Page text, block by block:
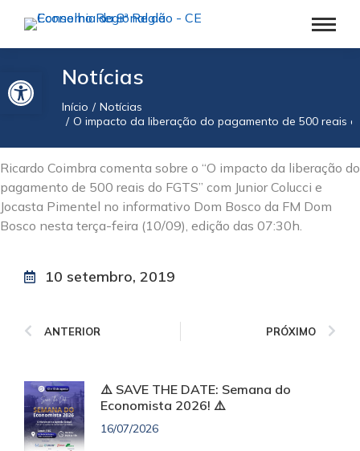
Barra de Ferramentas AbertaNotícias
Você está aqui:
Início
Notícias
O impacto da liberação do pagamento de 500 reais
Ricardo Coimbra comenta sobre o “O impacto da liberação do
pagamento de 500 reais do FGTS” com Junior Colucci e
Jocasta Pimentel no informativo Dom Bosco da FM Dom
Bosco nesta terça-feira (10/09), edição das 07:30h.
10 setembro, 2019
ANTERIOR PRÓXIMO
⚠️ SAVE THE DATE: Semana do
Economista 2026! ⚠️
16/07/2026